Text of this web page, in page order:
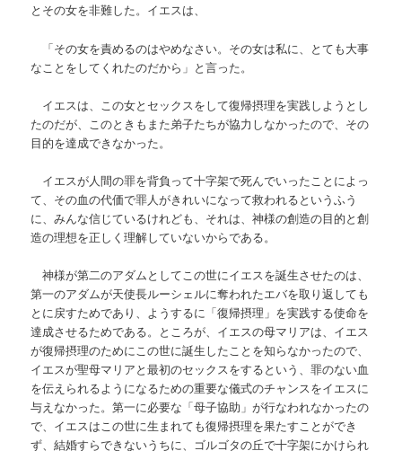
とその女を非難した。イエスは、
「その女を責めるのはやめなさい。その女は私に、とても大事
なことをしてくれたのだから」と言った。
イエスは、この女とセックスをして復帰摂理を実践しようとし
たのだが、このときもまた弟子たちが協力しなかったので、その
目的を達成できなかった。
イエスが人間の罪を背負って十字架で死んでいったことによっ
て、その血の代価で罪人がきれいになって救われるというふう
に、みんな信じているけれども、それは、神様の創造の目的と創
造の理想を正しく理解していないからである。
神様が第二のアダムとしてこの世にイエスを誕生させたのは、
第一のアダムが天使長ルーシェルに奪われたエバを取り返しても
とに戻すためであり、ようするに「復帰摂理」を実践する使命を
達成させるためである。ところが、イエスの母マリアは、イエス
が復帰摂理のためにこの世に誕生したことを知らなかったので、
イエスが聖母マリアと最初のセックスをするという、罪のない血
を伝えられるようになるための重要な儀式のチャンスをイエスに
与えなかった。第一に必要な「母子協助」が行なわれなかったの
で、イエスはこの世に生まれても復帰摂理を果たすことができ
ず、結婚すらできないうちに、ゴルゴタの丘で十字架にかけられ